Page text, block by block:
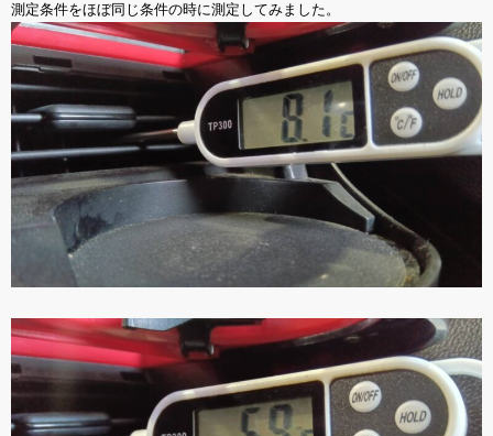
測定条件をほぼ同じ条件の時に測定してみました。